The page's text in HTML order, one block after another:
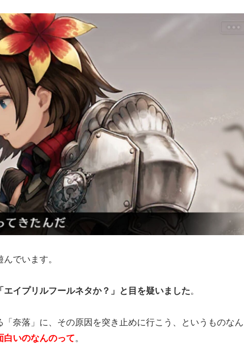
でいます。
イプリルフールネタか？」と目を疑いました。
奈落」に、その原因を突き止めに行こう、というものなん
白いのなんのって。